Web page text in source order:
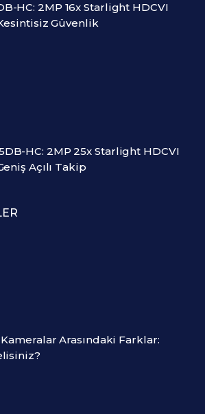
HC: 2MP 16x Starlight HDCVI
Güvenlik
HC: 2MP 25x Starlight HDCVI
Açılı Takip
Arasındaki Farklar: